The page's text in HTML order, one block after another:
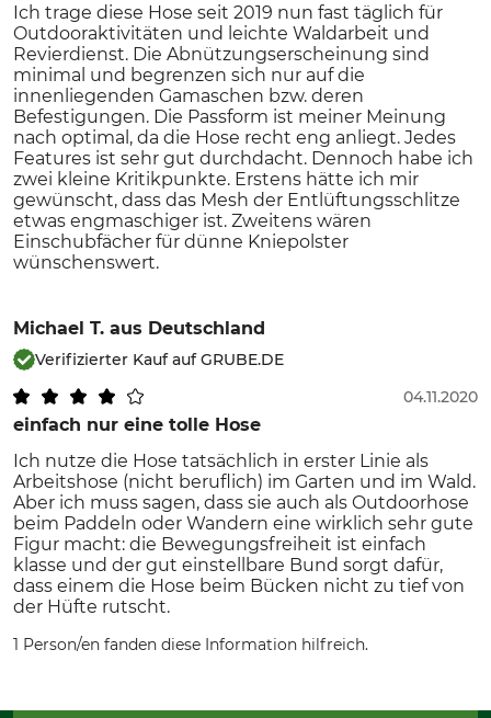
Ich trage diese Hose seit 2019 nun fast täglich für
Outdooraktivitäten und leichte Waldarbeit und
Revierdienst. Die Abnützungserscheinung sind
minimal und begrenzen sich nur auf die
innenliegenden Gamaschen bzw. deren
Befestigungen. Die Passform ist meiner Meinung
nach optimal, da die Hose recht eng anliegt. Jedes
Features ist sehr gut durchdacht. Dennoch habe ich
zwei kleine Kritikpunkte. Erstens hätte ich mir
gewünscht, dass das Mesh der Entlüftungsschlitze
etwas engmaschiger ist. Zweitens wären
Einschubfächer für dünne Kniepolster
wünschenswert.
Michael T. aus Deutschland
Verifizierter Kauf auf GRUBE.DE
einfach nur eine tolle Hose
04.11.2020
Ich nutze die Hose tatsächlich in erster Linie als
Arbeitshose (nicht beruflich) im Garten und im Wald.
Aber ich muss sagen, dass sie auch als Outdoorhose
beim Paddeln oder Wandern eine wirklich sehr gute
Figur macht: die Bewegungsfreiheit ist einfach
klasse und der gut einstellbare Bund sorgt dafür,
dass einem die Hose beim Bücken nicht zu tief von
der Hüfte rutscht.
1 Person/en fanden diese Information hilfreich.